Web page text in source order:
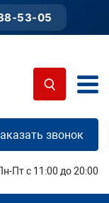
53-05
звонок
Пт с 11:00 до 20:00